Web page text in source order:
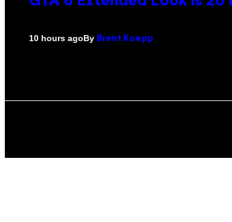
10 hours agoBy Brent Koepp